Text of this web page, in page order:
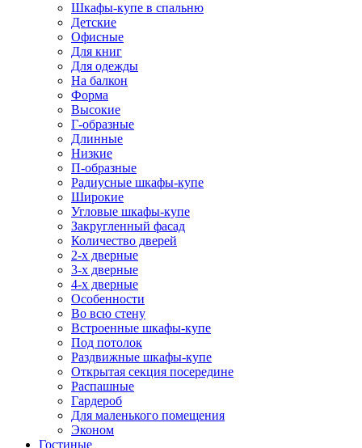
Шкафы-купе в спальню
Детские
Офисные
Для книг
Для одежды
На балкон
Форма
Высокие
Г-образные
Длинные
Низкие
П-образные
Радиусные шкафы-купе
Широкие
Угловые шкафы-купе
Закругленный фасад
Количество дверей
2-х дверные
3-х дверные
4-х дверные
Особенности
Во всю стену
Встроенные шкафы-купе
Под потолок
Раздвижные шкафы-купе
Открытая секция посередине
Распашные
Гардероб
Для маленького помещения
Эконом
Гостиные